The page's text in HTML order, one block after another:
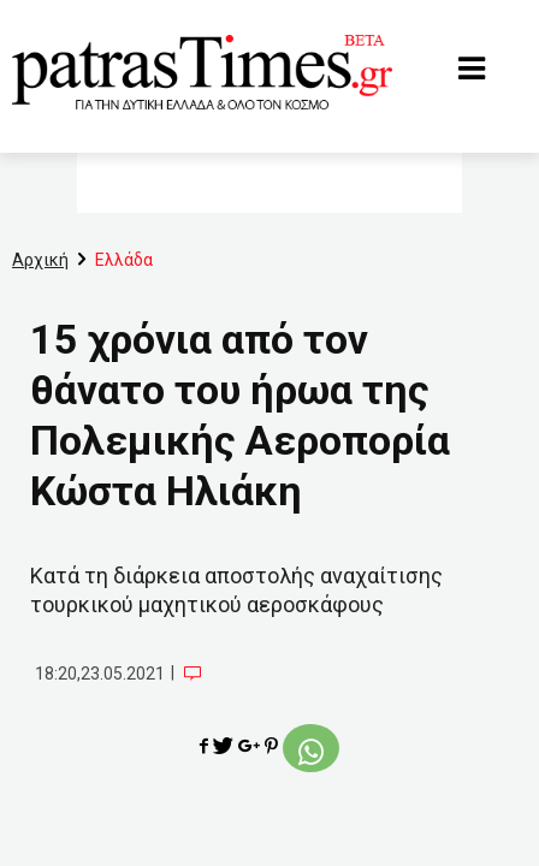
Αρχική Ελλάδα
15 χρόνια από τον
θάνατο του ήρωα της
Πολεμικής Αεροπορία
Κώστα Ηλιάκη
Κατά τη διάρκεια αποστολής αναχαίτισης
τουρκικού μαχητικού αεροσκάφους
18:20,23.05.2021